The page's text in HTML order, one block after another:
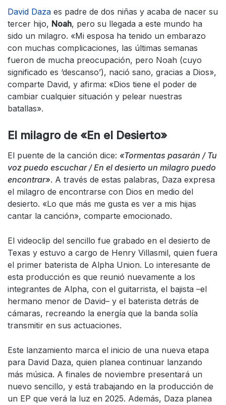
David Daza es padre de dos niñas y acaba de nacer su
tercer hijo, Noah, pero su llegada a este mundo ha
sido un milagro. «Mi esposa ha tenido un embarazo
con muchas complicaciones, las últimas semanas
fueron de mucha preocupación, pero Noah (cuyo
significado es ‘descanso’), nació sano, gracias a Dios»,
comparte David, y afirma: «Dios tiene el poder de
cambiar cualquier situación y pelear nuestras
batallas».
El milagro de «En el Desierto»
El puente de la canción dice: «Tormentas pasarán / Tu
voz puedo escuchar / En el desierto un milagro puedo
encontrar». A través de estas palabras, Daza expresa
el milagro de encontrarse con Dios en medio del
desierto. «Lo que más me gusta es ver a mis hijas
cantar la canción», comparte emocionado.
El videoclip del sencillo fue grabado en el desierto de
Texas y estuvo a cargo de Henry Villasmil, quien fuera
el primer baterista de Alpha Union. Lo interesante de
esta producción es que reunió nuevamente a los
integrantes de Alpha, con el guitarrista, el bajista –el
hermano menor de David– y el baterista detrás de
cámaras, recreando la energía que la banda solía
transmitir en sus actuaciones.
Este lanzamiento marca el inicio de una nueva etapa
para David Daza, quien planea continuar lanzando
más música. A finales de noviembre presentará un
nuevo sencillo, y está trabajando en la producción de
un EP que verá la luz en 2025. Además, Daza planea